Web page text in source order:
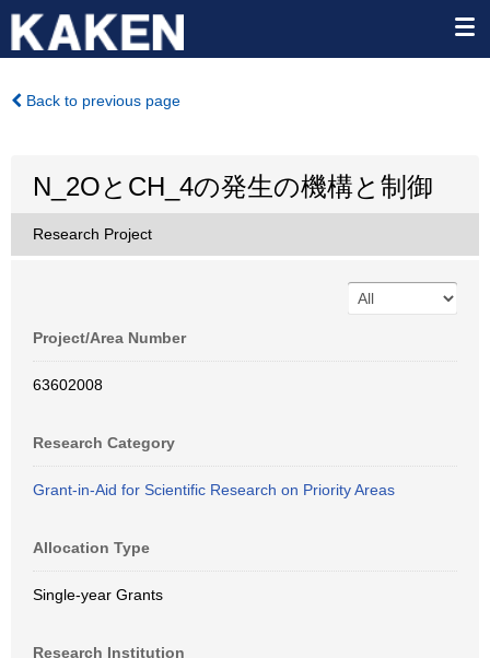
Back to previous page
N_2OとCH_4の発生の機構と制御
Research Project
Project/Area Number
63602008
Research Category
Grant-in-Aid for Scientific Research on Priority Areas
Allocation Type
Single-year Grants
Research Institution